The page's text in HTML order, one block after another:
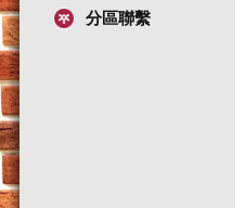
分區聯繫